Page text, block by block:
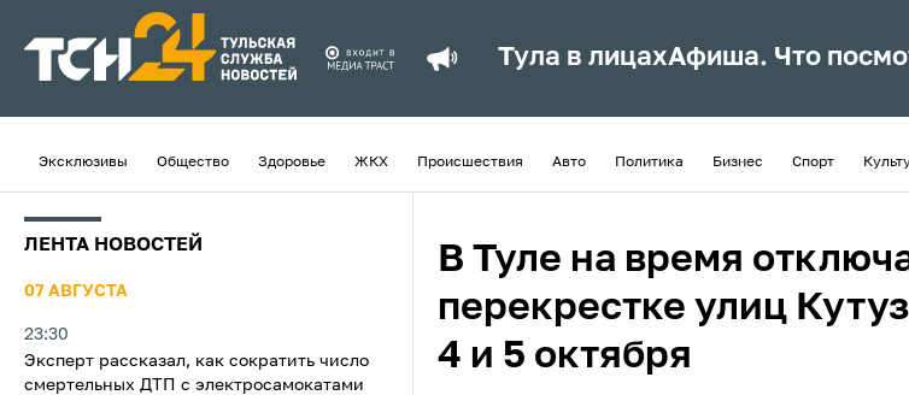
Тула в лицахАфиша. Что
Эксклюзивы Общество Здоровье ЖКХ Происшествия Авто Политика Бизнес Спорт
ЛЕНТА НОВОСТЕЙ
07 АВГУСТА
23:30
Эксперт рассказал, как сократить число
смертельных ДТП с электросамокатами
В Туле на время
перекрестке улиц
4 и 5 октября